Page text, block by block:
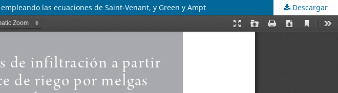
las ecuaciones de Saint-Venant, y Green y Ampt Descargar